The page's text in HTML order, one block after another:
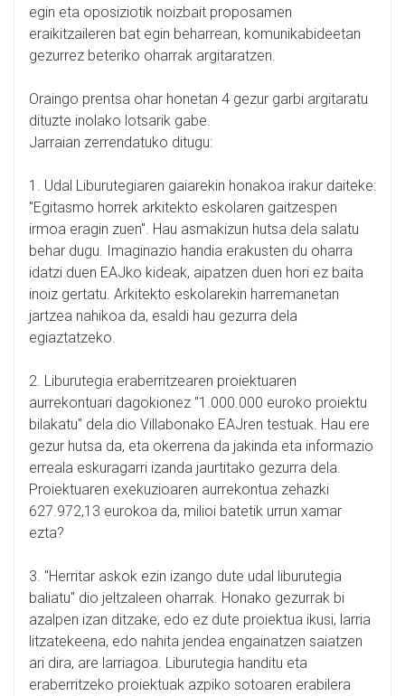
egin eta oposiziotik noizbait proposamen
eraikitzaileren bat egin beharrean, komunikabideetan
gezurrez beteriko oharrak argitaratzen.
Oraingo prentsa ohar honetan 4 gezur garbi argitaratu
dituzte inolako lotsarik gabe.
Jarraian zerrendatuko ditugu:
1. Udal Liburutegiaren gaiarekin honakoa irakur daiteke:
"Egitasmo horrek arkitekto eskolaren gaitzespen
irmoa eragin zuen". Hau asmakizun hutsa dela salatu
behar dugu. Imaginazio handia erakusten du oharra
idatzi duen EAJko kideak, aipatzen duen hori ez baita
inoiz gertatu. Arkitekto eskolarekin harremanetan
jartzea nahikoa da, esaldi hau gezurra dela
egiaztatzeko.
2. Liburutegia eraberritzearen proiektuaren
aurrekontuari dagokionez "1.000.000 euroko proiektu
bilakatu" dela dio Villabonako EAJren testuak. Hau ere
gezur hutsa da, eta okerrena da jakinda eta informazio
erreala eskuragarri izanda jaurtitako gezurra dela.
Proiektuaren exekuzioaren aurrekontua zehazki
627.972,13 eurokoa da, milioi batetik urrun xamar
ezta?
3. "Herritar askok ezin izango dute udal liburutegia
baliatu" dio jeltzaleen oharrak. Honako gezurrak bi
azalpen izan ditzake, edo ez dute proiektua ikusi, larria
litzatekeena, edo nahita jendea engainatzen saiatzen
ari dira, are larriagoa. Liburutegia handitu eta
eraberritzeko proiektuak azpiko sotoaren erabilera